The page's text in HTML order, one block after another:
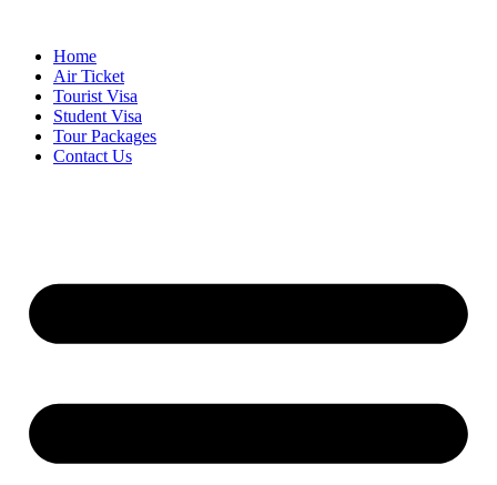
contentHome
Air Ticket
Tourist Visa
Student Visa
Tour Packages
Contact Us